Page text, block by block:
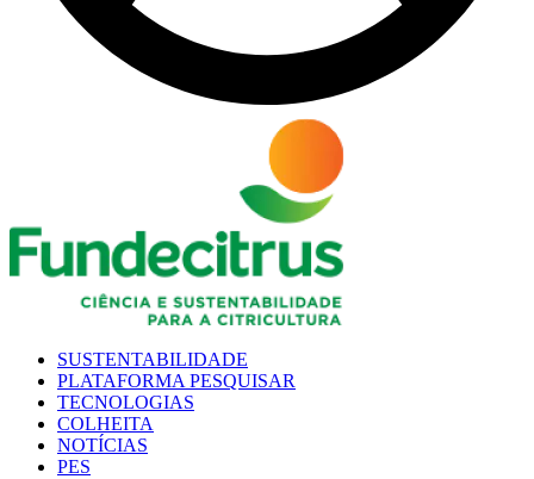
SUSTENTABILIDADE
PLATAFORMA PESQUISAR
TECNOLOGIAS
COLHEITA
NOTÍCIAS
PES